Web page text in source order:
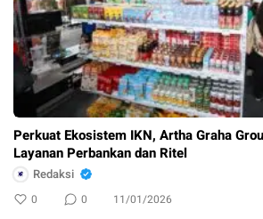
Perkuat Ekosistem IKN, Artha Graha
Layanan Perbankan dan Ritel
Redaksi
0 0 11/01/2026